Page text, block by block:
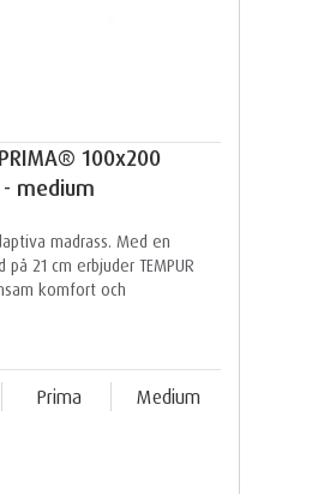
PRIMA® 100x200
medium
madrass. Med en
på 21 cm erbjuder TEMPUR
komfort och
Prima Medium